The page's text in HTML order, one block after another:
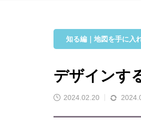
解
チ
解
知る編｜地図を手に入
デザインす
2024.02.20